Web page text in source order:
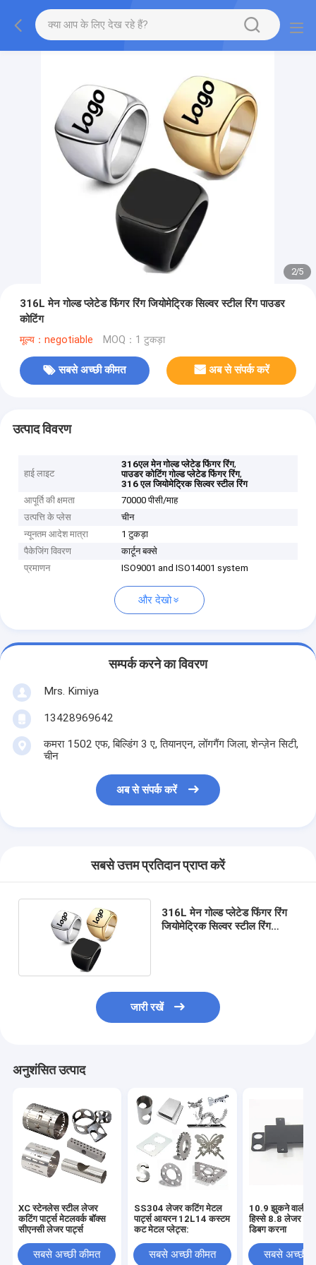
2/5
316L मेन गोल्ड प्लेटेड फिंगर रिंग जियोमेट्रिक सिल्वर स्टील रिंग पाउडर
कोटिंग
मूल्य：negotiable MOQ：1 टुकड़ा
सबसे अच्छी कीमत अब से संपर्क करें
उत्पाद विवरण
हाई लाइट
316एल मेन गोल्ड प्लेटेड फिंगर रिंग,
पाउडर कोटिंग गोल्ड प्लेटेड फिंगर रिंग,
316 एल जियोमेट्रिक सिल्वर स्टील रिंग
आपूर्ति की क्षमता
70000 पीसी/माह
उत्पत्ति के प्लेस
चीन
न्यूनतम आदेश मात्रा
1 टुकड़ा
पैकेजिंग विवरण
कार्टून बक्से
प्रमाणन
ISO9001 and ISO14001 system
और देखो
सम्पर्क करने का विवरण
Mrs. Kimiya
13428969642
कमरा 1502 एफ, बिल्डिंग 3 ए, तियानएन, लोंगगैंग जिला, शेन्ज़ेन सिटी,
चीन
अब से संपर्क करें
सबसे उत्तम प्रतिदान प्राप्त करें
316L मेन गोल्ड प्लेटेड फिंगर रिंग
जियोमेट्रिक सिल्वर स्टील रिंग
जारी रखें
अनुशंसित उत्पाद
XC स्टेनलेस स्टील लेजर
कटिंग पार्ट्स मेटलवर्क बॉक्स
सीएनसी लेजर पार्ट्स
सबसे अच्छी कीमत
SS304 लेजर कटिंग मेटल
पार्ट्स आयरन 12L14 कस्टम
कट मेटल प्लेट्स:
सबसे अच्छी कीमत
10.9 झुकने वाली
हिस्से 8.8 लेजर कट
डिबग करना
सबसे अच्छी